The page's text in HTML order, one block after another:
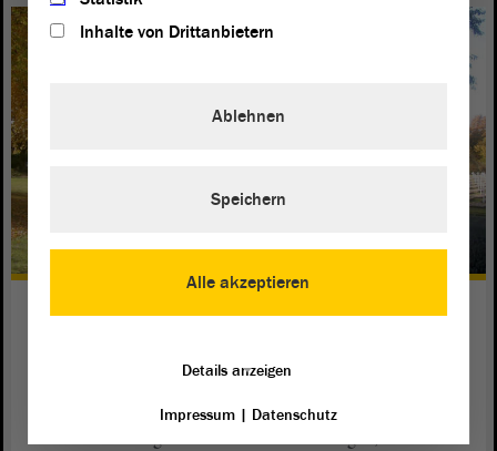
Aus Freiluftanlage wird moderner
Bis Ende 2018 soll in Isenschnibbe ein moderner Gedenk-
und Lernort mit eigenem Besucherzentrum und
Inhalte von Drittanbietern
Alle akzeptieren
Ablehnen
Speichern
Details anzeigen
Impressum| Datenschutz